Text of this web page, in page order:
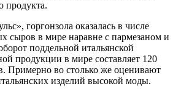
продукта.
горгонзола оказалась в числе
сыров в мире наравне с пармезаном и
поддельной итальянской
продукции в мире составляет 120
Примерно во столько же оценивают
изделий высокой моды.